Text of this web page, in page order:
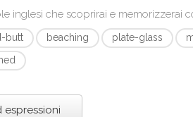
inglesi che scoprirai e memorizzerai
butt beaching plate-glass